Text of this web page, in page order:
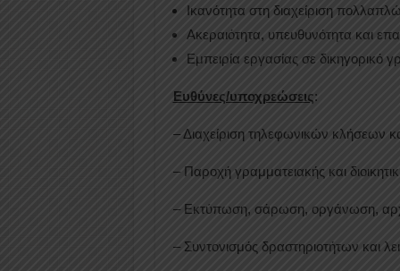
Ικανότητα στη διαχείριση
Ακεραιότητα, υπευθυνότητα και
Εμπειρία εργασίας σε δικηγορικό
Ευθύνες/υποχρεώσεις:
– Διαχείριση τηλεφωνικών κλήσεων
– Παροχή γραμματειακής και
– Εκτύπωση, σάρωση, οργάνωση,
– Συντονισμός δραστηριοτήτων και